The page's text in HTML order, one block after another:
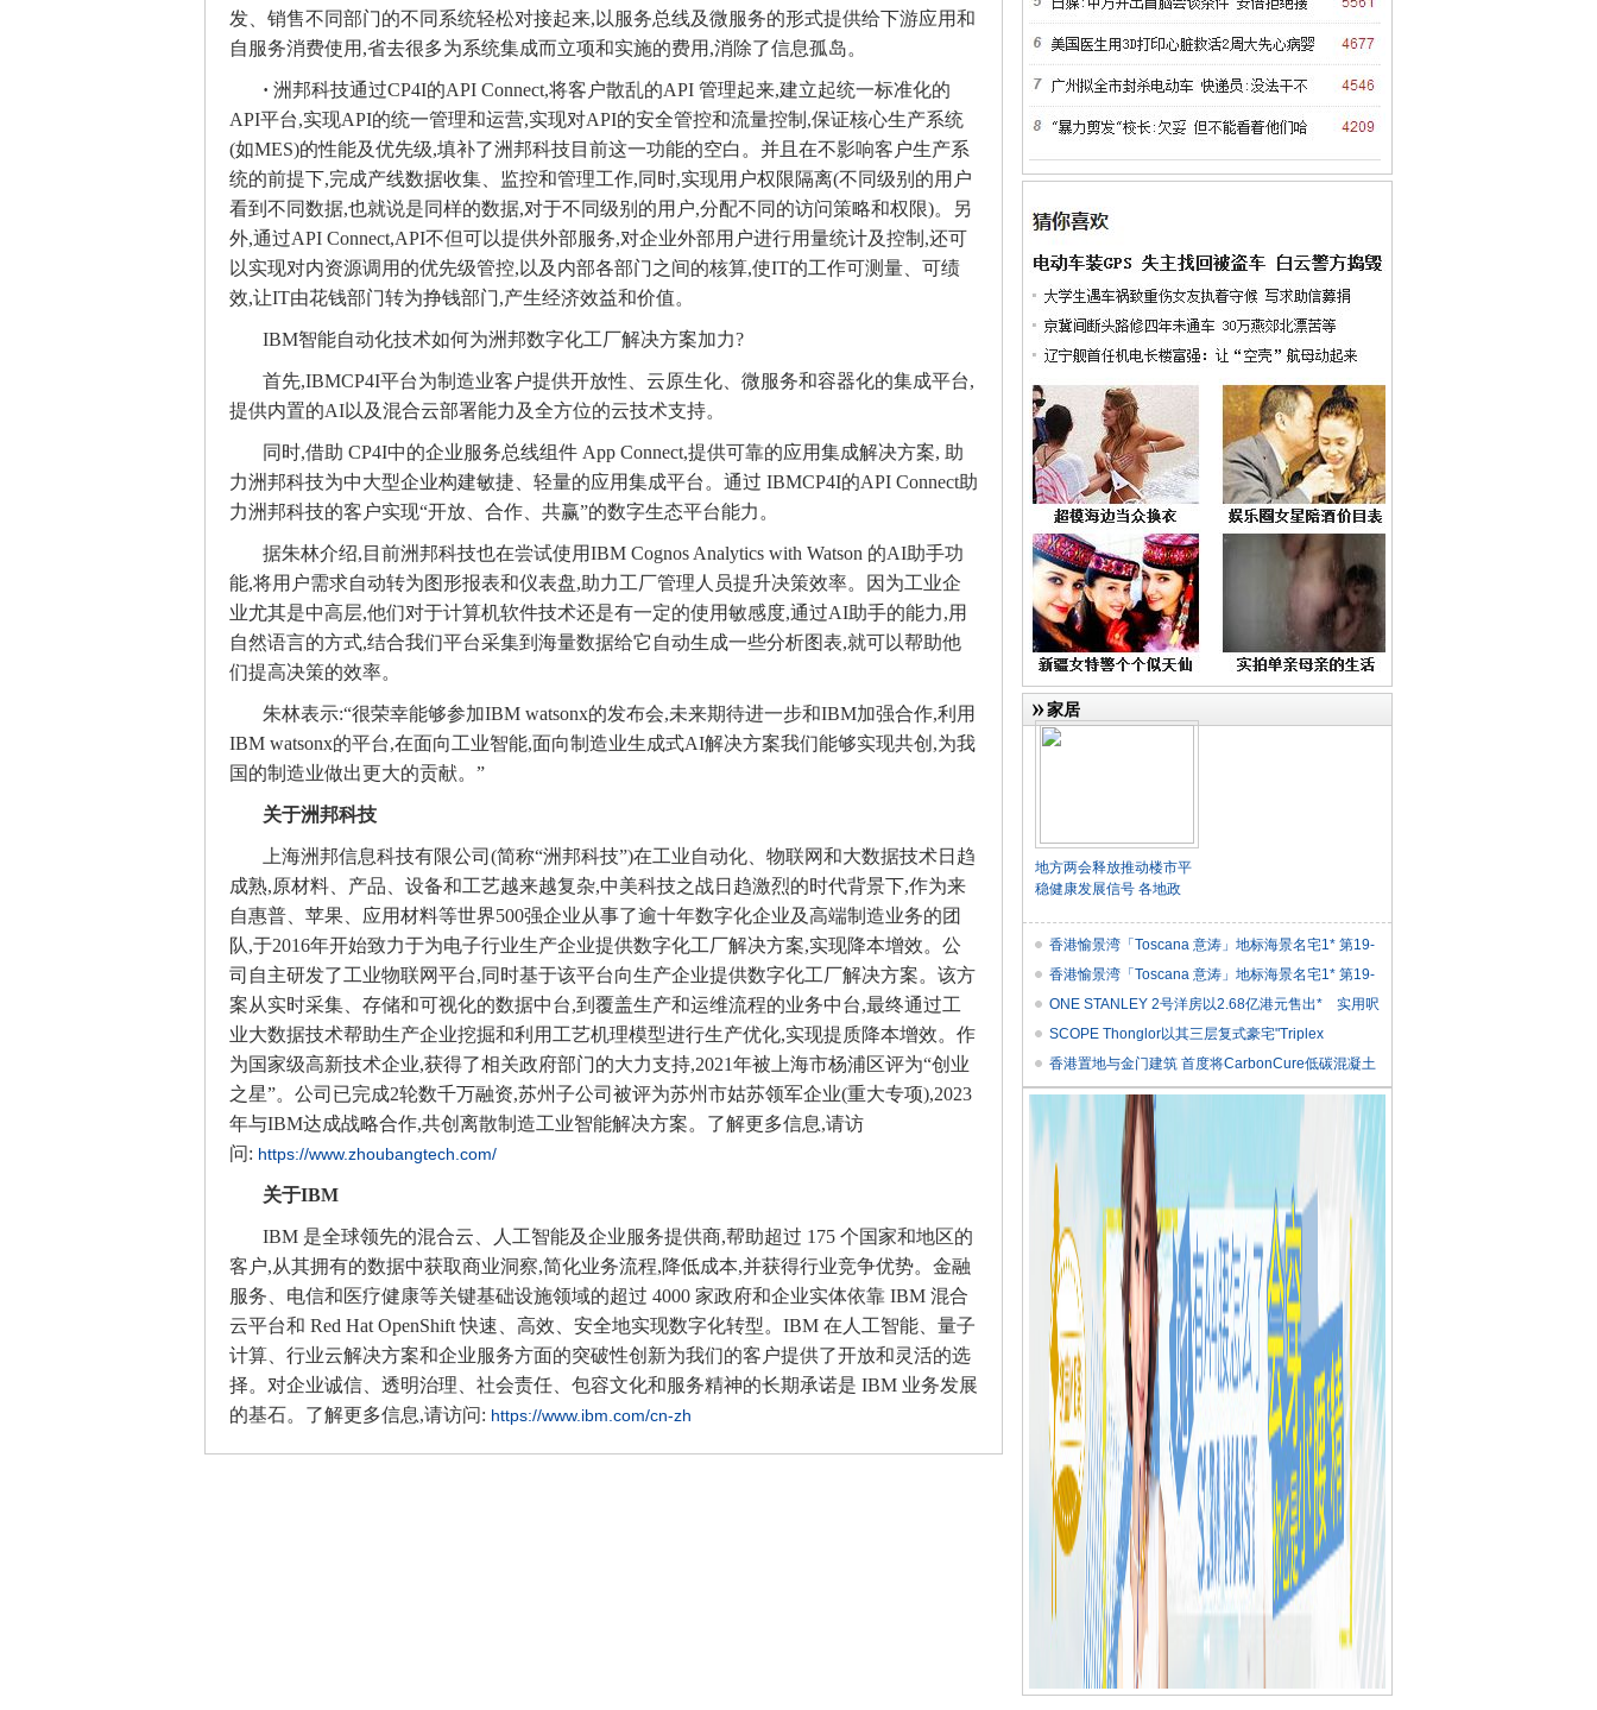
发、销售不同部门的不同系统轻松对接起来,以服务总线及微服务的形式提供给下游应用和
自服务消费使用,省去很多为系统集成而立项和实施的费用,消除了信息孤岛。
· 洲邦科技通过CP4I的API Connect,将客户散乱的API 管理起来,建立起统一标准化的
API平台,实现API的统一管理和运营,实现对API的安全管控和流量控制,保证核心生产系统
(如MES)的性能及优先级,填补了洲邦科技目前这一功能的空白。并且在不影响客户生产系
统的前提下,完成产线数据收集、监控和管理工作,同时,实现用户权限隔离(不同级别的用户
看到不同数据,也就说是同样的数据,对于不同级别的用户,分配不同的访问策略和权限)。另
外,通过API Connect,API不但可以提供外部服务,对企业外部用户进行用量统计及控制,还可
以实现对内资源调用的优先级管控,以及内部各部门之间的核算,使IT的工作可测量、可绩
效,让IT由花钱部门转为挣钱部门,产生经济效益和价值。
IBM智能自动化技术如何为洲邦数字化工厂解决方案加力?
首先,IBMCP4I平台为制造业客户提供开放性、云原生化、微服务和容器化的集成平台,
提供内置的AI以及混合云部署能力及全方位的云技术支持。
同时,借助 CP4I中的企业服务总线组件 App Connect,提供可靠的应用集成解决方案, 助
力洲邦科技为中大型企业构建敏捷、轻量的应用集成平台。通过 IBMCP4I的API Connect助
力洲邦科技的客户实现“开放、合作、共赢”的数字生态平台能力。
据朱林介绍,目前洲邦科技也在尝试使用IBM Cognos Analytics with Watson 的AI助手功
能,将用户需求自动转为图形报表和仪表盘,助力工厂管理人员提升决策效率。因为工业企
业尤其是中高层,他们对于计算机软件技术还是有一定的使用敏感度,通过AI助手的能力,用
自然语言的方式,结合我们平台采集到海量数据给它自动生成一些分析图表,就可以帮助他
们提高决策的效率。
朱林表示:“很荣幸能够参加IBM watsonx的发布会,未来期待进一步和IBM加强合作,利用
IBM watsonx的平台,在面向工业智能,面向制造业生成式AI解决方案我们能够实现共创,为我
国的制造业做出更大的贡献。”
关于洲邦科技
上海洲邦信息科技有限公司(简称“洲邦科技”)在工业自动化、物联网和大数据技术日趋
成熟,原材料、产品、设备和工艺越来越复杂,中美科技之战日趋激烈的时代背景下,作为来
自惠普、苹果、应用材料等世界500强企业从事了逾十年数字化企业及高端制造业务的团
队,于2016年开始致力于为电子行业生产企业提供数字化工厂解决方案,实现降本增效。公
司自主研发了工业物联网平台,同时基于该平台向生产企业提供数字化工厂解决方案。该方
案从实时采集、存储和可视化的数据中台,到覆盖生产和运维流程的业务中台,最终通过工
业大数据技术帮助生产企业挖掘和利用工艺机理模型进行生产优化,实现提质降本增效。作
为国家级高新技术企业,获得了相关政府部门的大力支持,2021年被上海市杨浦区评为“创业
之星”。公司已完成2轮数千万融资,苏州子公司被评为苏州市姑苏领军企业(重大专项),2023
年与IBM达成战略合作,共创离散制造工业智能解决方案。了解更多信息,请访
问: https://www.zhoubangtech.com/
关于IBM
IBM 是全球领先的混合云、人工智能及企业服务提供商,帮助超过 175 个国家和地区的
客户,从其拥有的数据中获取商业洞察,简化业务流程,降低成本,并获得行业竞争优势。金融
服务、电信和医疗健康等关键基础设施领域的超过 4000 家政府和企业实体依靠 IBM 混合
云平台和 Red Hat OpenShift 快速、高效、安全地实现数字化转型。IBM 在人工智能、量子
计算、行业云解决方案和企业服务方面的突破性创新为我们的客户提供了开放和灵活的选
择。对企业诚信、透明治理、社会责任、包容文化和服务精神的长期承诺是 IBM 业务发展
的基石。了解更多信息,请访问: https://www.ibm.com/cn-zh
家居
地方两会释放推动楼市平
稳健康发展信号 各地政
香港愉景湾「Toscana 意涛」地标海景名宅1* 第19-
香港愉景湾「Toscana 意涛」地标海景名宅1* 第19-
ONE STANLEY 2号洋房以2.68亿港元售出* 实用呎
价 SCOPE Thonglor以其三层复式豪宅"Triplex
Residen
香港置地与金门建筑 首度将CarbonCure低碳混凝土